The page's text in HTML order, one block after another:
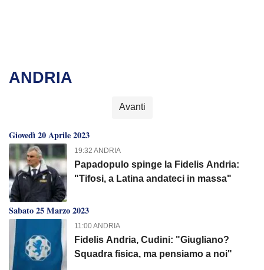
ANDRIA
Avanti
Giovedì 20 Aprile 2023
19:32 ANDRIA
Papadopulo spinge la Fidelis Andria:
"Tifosi, a Latina andateci in massa"
Sabato 25 Marzo 2023
11:00 ANDRIA
Fidelis Andria, Cudini: "Giugliano?
Squadra fisica, ma pensiamo a noi"